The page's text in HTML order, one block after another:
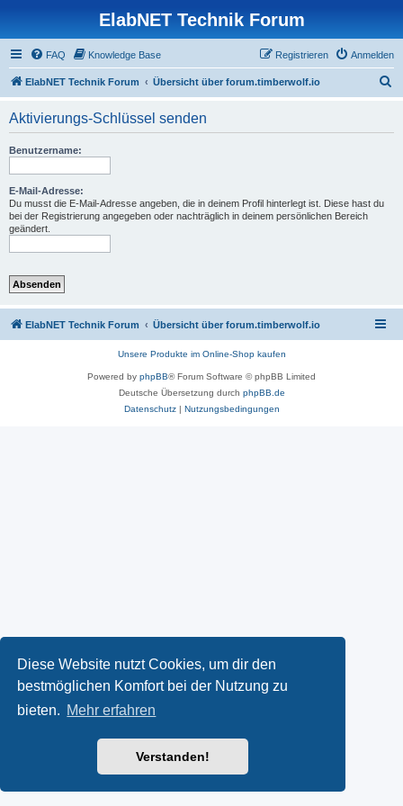
Diese Website nutzt Cookies, um dir den
bestmöglichen Komfort bei der Nutzung zu
bieten. Mehr erfahren
Verstanden!
ElabNET Technik Forum
FAQ Knowledge Base Anmelden
Registrieren
ElabNET Technik Forum Übersicht über forum.timberwolf.io
Aktivierungs-Schlüssel senden
Benutzername:
E-Mail-Adresse:
Du musst die E-Mail-Adresse angeben, die in deinem Profil hinterlegt ist. Diese hast du
bei der Registrierung angegeben oder nachträglich in deinem persönlichen Bereich
geändert.
ElabNET Technik Forum Übersicht über forum.timberwolf.io
Unsere Produkte im Online-Shop kaufen
Powered by phpBB® Forum Software © phpBB Limited
Deutsche Übersetzung durch phpBB.de
Datenschutz| Nutzungsbedingungen